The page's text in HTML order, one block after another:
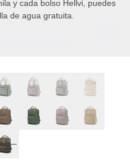
y cada bolso Hellvi, puedes
de agua gratuita.